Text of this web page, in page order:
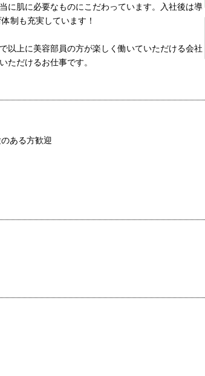
に肌に必要なものにこだわっています。入社後は導
制も充実しています！
以上に美容部員の方が楽しく働いていただける会社
ただけるお仕事です。
ある方歓迎